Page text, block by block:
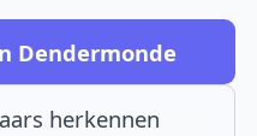
Dendermonde
herkennen